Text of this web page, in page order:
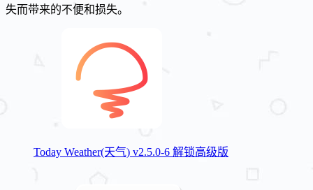
失而带来的不便和损失。
Today Weather(天气) v2.5.0-6 解锁高级版